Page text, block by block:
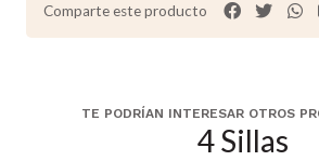
Comparte este producto
TE PODRÍAN INTERESAR OTROS
4 Sillas